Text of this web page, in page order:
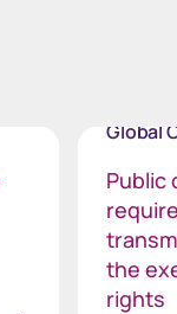
Global
Public
the
rights